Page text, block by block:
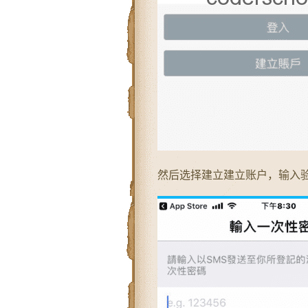
然后选择建立建立账户，输入